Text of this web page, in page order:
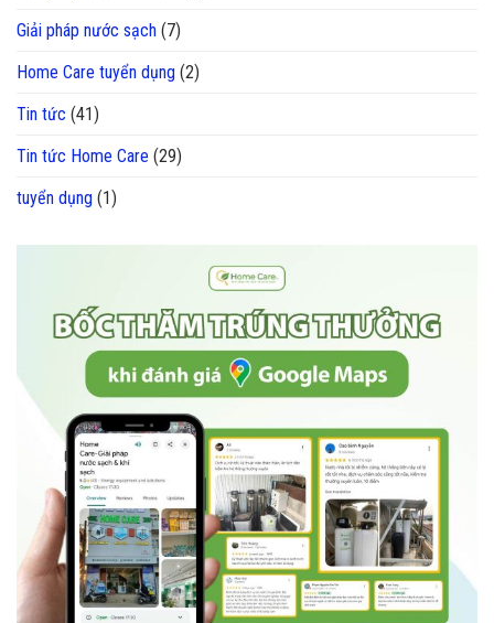
Giải pháp nước sạch (7)
Home Care tuyển dụng (2)
Tin tức (41)
Tin tức Home Care (29)
tuyển dụng (1)